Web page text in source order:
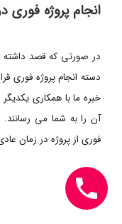
انجام پروژه فوری
در صورتی که قصد داشته
دسته انجام پروژه فوری
خبره ما با همکاری
آن را به شما می رسانند.
فوری از پروژه در زمان